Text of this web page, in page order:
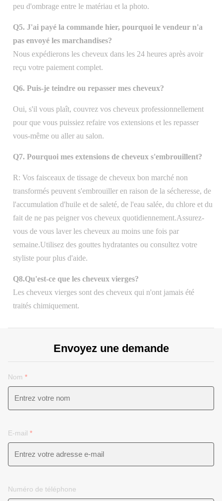
peu d'ombrage entre le matériau et la photo.
Q5. J'ai payé la commande hier, pourquoi le vendeur n'a
pas envoyé les marchandises?
Nous expédierons les cheveux dans les 24 heures après avoir
reçu votre paiement complet.
Q6. Puis-je teindre ou repasser mes cheveux?
Oui, s'il vous plaît, couvrez vos cheveux professionnellement
pour que vous puissiez refaire vos extensions et les repasser
vous-même ou aller au salon.
Q7. Pourquoi mes extensions de cheveux s'embrouillent?
R: Vos faisceaux de tissage de cheveux bon marché non
transformés peuvent s'embrouiller en raison de la sécheresse, de
l'accumulation d'huile et de saleté, de l'eau salée, du chlore et du
fait de ne pas peigner vos cheveux quotidiennement.Assurez-
vous de vous laver les cheveux au moins une fois par
semaine.Utilisez des gouttes hydratantes ou consultez votre
styliste pour plus d'aide.
Q8.Qu'est-ce que les cheveux vierges?
Les cheveux vierges sont des cheveux qui n'ont jamais été
traités chimiquement.
Envoyez une demande
Nom *
E-mail *
Numéro de téléphone